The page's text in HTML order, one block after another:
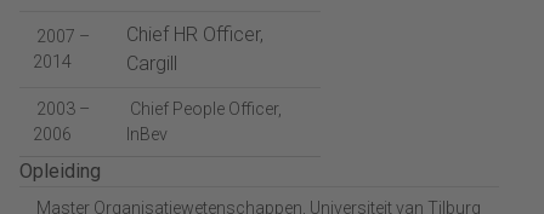
2007 –
2014
Chief HR Officer,
Cargill
2003 –
2006
Chief People Officer,
InBev
Opleiding
Master Organisatiewetenschappen, Universiteit van Tilburg